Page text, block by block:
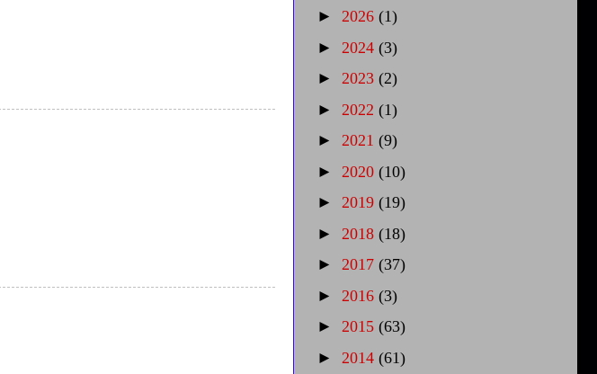
► 2026 (1)
► 2024 (3)
► 2023 (2)
► 2022 (1)
► 2021 (9)
► 2020 (10)
► 2019 (19)
► 2018 (18)
► 2017 (37)
► 2016 (3)
► 2015 (63)
► 2014 (61)